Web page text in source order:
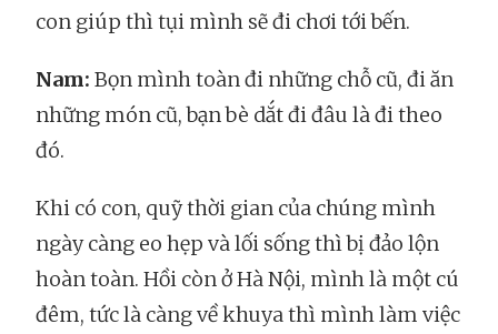
con giúp thì tụi mình sẽ đi chơi tới bến.
Nam: Bọn mình toàn đi những chỗ cũ, đi ăn
những món cũ, bạn bè dắt đi đâu là đi theo
đó.
Khi có con, quỹ thời gian của chúng mình
ngày càng eo hẹp và lối sống thì bị đảo lộn
hoàn toàn. Hồi còn ở Hà Nội, mình là một cú
đêm, tức là càng về khuya thì mình làm việc